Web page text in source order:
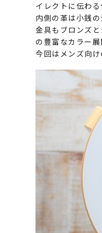
イレクトに伝わる
内側の革は小銭
金具もブロンズ
の豊富なカラー展
今回はメンズ向